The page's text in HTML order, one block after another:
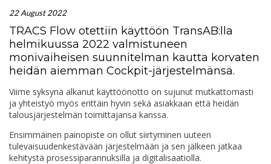
22 August 2022
TRACS Flow otettiin käyttöön TransAB:lla
helmikuussa 2022 valmistuneen
monivaiheisen suunnitelman kautta korvaten
heidän aiemman Cockpit-järjestelmänsä.
Viime syksynä alkanut käyttöönotto on sujunut mutkattomasti
ja yhteistyö myös erittäin hyvin sekä asiakkaan että heidän
talousjärjestelmän toimittajansa kanssa.
Ensimmäinen painopiste on ollut siirtyminen uuteen
tulevaisuudenkestävään järjestelmään ja sen jälkeen jatkaa
kehitystä prosessiparannuksilla ja digitalisaatiolla.